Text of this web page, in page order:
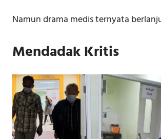
Namun drama medis ternyata
Mendadak Kritis